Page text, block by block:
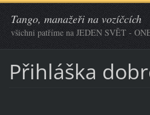
Tango, manažeři na vozíčcích
všichni patříme na JEDEN SVĚT -
Přihláška